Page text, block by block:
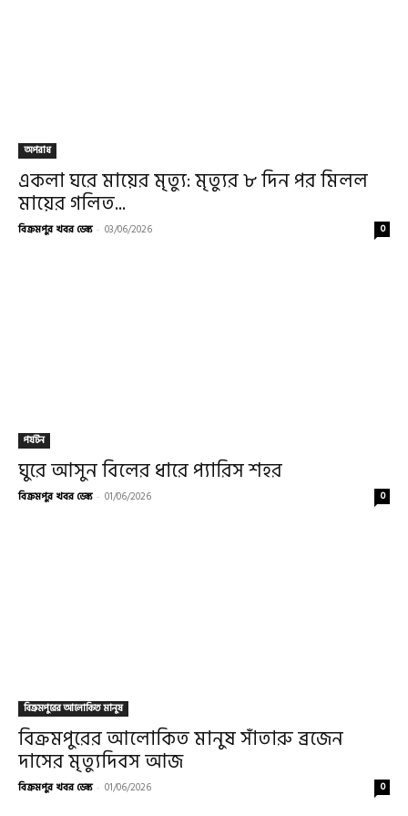
অপরাধ
একলা ঘরে মায়ের মৃত্যু: মৃত্যুর ৮ দিন পর মিলল
মায়ের গলিত...
বিক্রমপুর খবর ডেস্ক - 03/06/2026 0
পর্যটন
ঘুরে আসুন বিলের ধারে প্যারিস শহর
বিক্রমপুর খবর ডেস্ক - 01/06/2026 0
বিক্রমপুরের আলোকিত মানুষ
বিক্রমপুরের আলোকিত মানুষ সাঁতারু ব্রজেন
দাসের মৃত্যুদিবস আজ
বিক্রমপুর খবর ডেস্ক - 01/06/2026 0